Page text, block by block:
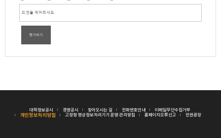
평가하기
대학정보공시 경영공시 찾아오시는 길 전화번호안내 이메일무단수집거부
개인정보처리방침 고정형 영상정보처리기기 운영·관리방침 홈페이지오류신고 민원광장